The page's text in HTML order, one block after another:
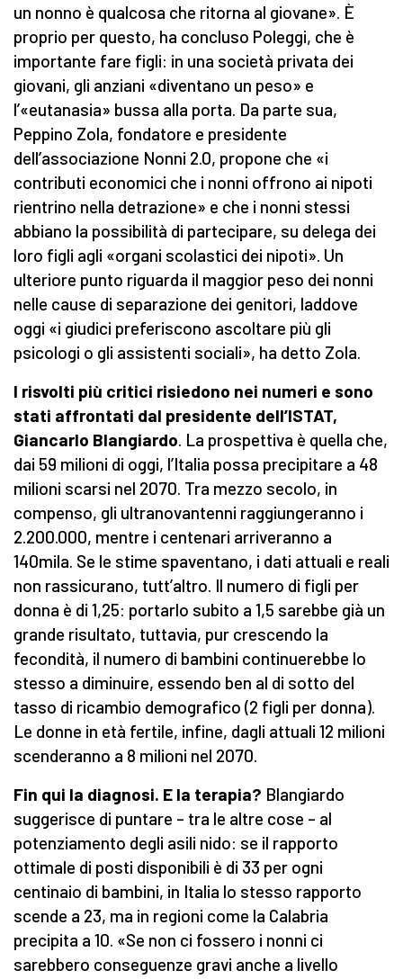
un nonno è qualcosa che ritorna al giovane». È
proprio per questo, ha concluso Poleggi, che è
importante fare figli: in una società privata dei
giovani, gli anziani «diventano un peso» e
l’«eutanasia» bussa alla porta. Da parte sua,
Peppino Zola, fondatore e presidente
dell’associazione Nonni 2.0, propone che «i
contributi economici che i nonni offrono ai nipoti
rientrino nella detrazione» e che i nonni stessi
abbiano la possibilità di partecipare, su delega dei
loro figli agli «organi scolastici dei nipoti». Un
ulteriore punto riguarda il maggior peso dei nonni
nelle cause di separazione dei genitori, laddove
oggi «i giudici preferiscono ascoltare più gli
psicologi o gli assistenti sociali», ha detto Zola.
I risvolti più critici risiedono nei numeri e sono
stati affrontati dal presidente dell’ISTAT,
Giancarlo Blangiardo. La prospettiva è quella che,
dai 59 milioni di oggi, l’Italia possa precipitare a 48
milioni scarsi nel 2070. Tra mezzo secolo, in
compenso, gli ultranovantenni raggiungeranno i
2.200.000, mentre i centenari arriveranno a
140mila. Se le stime spaventano, i dati attuali e reali
non rassicurano, tutt’altro. Il numero di figli per
donna è di 1,25: portarlo subito a 1,5 sarebbe già un
grande risultato, tuttavia, pur crescendo la
fecondità, il numero di bambini continuerebbe lo
stesso a diminuire, essendo ben al di sotto del
tasso di ricambio demografico (2 figli per donna).
Le donne in età fertile, infine, dagli attuali 12 milioni
scenderanno a 8 milioni nel 2070.
Fin qui la diagnosi. E la terapia? Blangiardo
suggerisce di puntare – tra le altre cose – al
potenziamento degli asili nido: se il rapporto
ottimale di posti disponibili è di 33 per ogni
centinaio di bambini, in Italia lo stesso rapporto
scende a 23, ma in regioni come la Calabria
precipita a 10. «Se non ci fossero i nonni ci
sarebbero conseguenze gravi anche a livello